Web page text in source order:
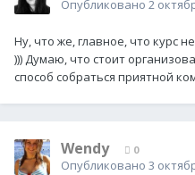
Опубликовано 2
Ну, что же, главное, что курс
))) Думаю, что стоит
способ собраться приятной
Wendy 0
Опубликовано 3